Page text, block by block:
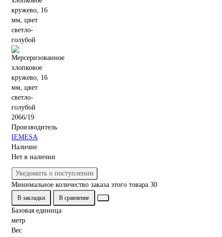
2066/19
Производитель
IEMESA
Наличие
Нет в наличии
Уведомить о поступлении
Минимальное количество заказа этого товара 30
В закладки В сравнение
Базовая единица
метр
Вес